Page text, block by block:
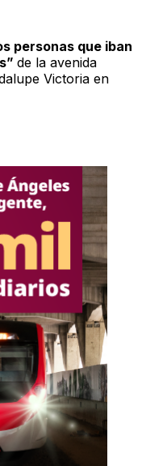
personas que iban
de la avenida
Victoria en